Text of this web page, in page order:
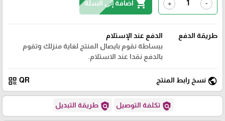
-
+
shopping_cart اضافة إلى السلة
طريقة الدفع
الدفع عند الإستلام
ببساطة نقوم بايصال المنتج لغاية منزلك وتقوم
بالدفع نقدا عند الاستلام.
public نسخ رابط المنتج QR
qr_code
policy تكلفة التوصيل policy طريقة التبديل